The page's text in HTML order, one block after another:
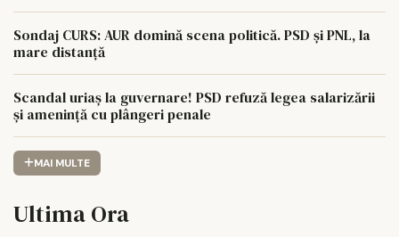
Sondaj CURS: AUR domină scena politică. PSD și PNL, la
mare distanță
Scandal uriaș la guvernare! PSD refuză legea salarizării
și amenință cu plângeri penale
MAI MULTE
Ultima Ora